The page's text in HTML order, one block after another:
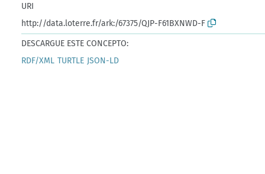
URI
http://data.loterre.fr/ark:/67375/QJP-F61BXNWD-F
DESCARGUE ESTE CONCEPTO:
RDF/XML TURTLE JSON-LD